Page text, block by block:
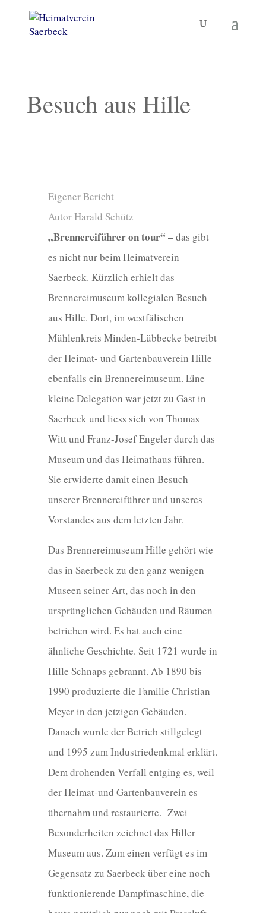
Besuch aus Hille
Eigener Bericht
Autor Harald Schütz
„Brennereiführer on tour“ –das gibt
es nicht nur beim Heimatverein
Saerbeck. Kürzlich erhielt das
Brennereimuseum kollegialen Besuch
aus Hille. Dort, im westfälischen
Mühlenkreis Minden-Lübbecke betreibt
der Heimat- und Gartenbauverein Hille
ebenfalls ein Brennereimuseum. Eine
kleine Delegation war jetzt zu Gast in
Saerbeck und liess sich von Thomas
Witt und Franz-Josef Engeler durch das
Museum und das Heimathaus führen.
Sie erwiderte damit einen Besuch
unserer Brennereiführer und unseres
Vorstandes aus dem letzten Jahr.
Das Brennereimuseum Hille gehört wie
das in Saerbeck zu den ganz wenigen
Museen seiner Art, das noch in den
ursprünglichen Gebäuden und Räumen
betrieben wird. Es hat auch eine
ähnliche Geschichte. Seit 1721 wurde in
Hille Schnaps gebrannt. Ab 1890 bis
1990 produzierte die Familie Christian
Meyer in den jetzigen Gebäuden.
Danach wurde der Betrieb stillgelegt
und 1995 zum Industriedenkmal erklärt.
Dem drohenden Verfall entging es, weil
der Heimat-und Gartenbauverein es
übernahm und restaurierte. Zwei
Besonderheiten zeichnet das Hiller
Museum aus. Zum einen verfügt es im
Gegensatz zu Saerbeck über eine noch
funktionierende Dampfmaschine, die